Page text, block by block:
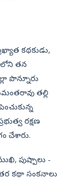
కథకుడు,
తన
పొన్నూరు
తల్లి
రక్షణ
చేశారు.
పుష్పాలు -
కథా సంకనాలు